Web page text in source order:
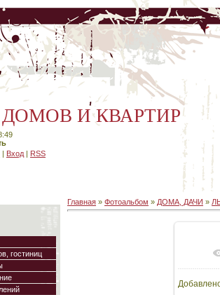
И КВАРТИР
| Вход | RSS
гостиниц
Главная » Фотоальбом » ДОМА, ДАЧИ »